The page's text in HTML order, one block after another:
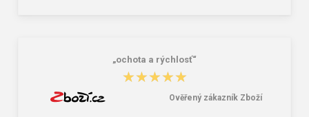
„ochota a rýchlosť“
★★★★★
★★★★★
Ověřený zákazník Zboží